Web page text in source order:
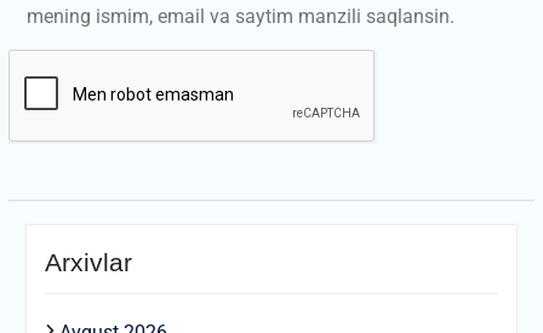
mening ismim, email va saytim manzili saqlansin.
Arxivlar